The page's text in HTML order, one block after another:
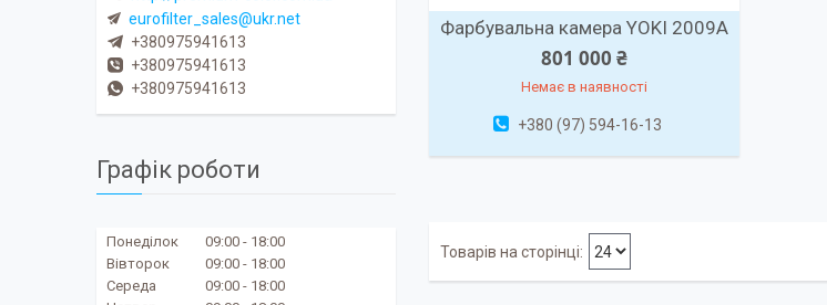
Фарбувальна камера YOKI 2009A
801 000 ₴
Немає в наявності
+380 (97) 594-16-13
eurofilter_sales@ukr.net
+380975941613
+380975941613
+380975941613
Графік роботи
Понеділок 09:00
18:00
Вівторок
09:00
18:00
Середа
09:00
18:00